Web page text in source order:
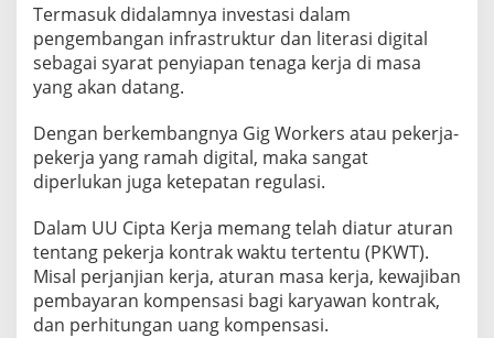
Termasuk didalamnya investasi dalam
pengembangan infrastruktur dan literasi digital
sebagai syarat penyiapan tenaga kerja di masa
yang akan datang.
Dengan berkembangnya Gig Workers atau pekerja-
pekerja yang ramah digital, maka sangat
diperlukan juga ketepatan regulasi.
Dalam UU Cipta Kerja memang telah diatur aturan
tentang pekerja kontrak waktu tertentu (PKWT).
Misal perjanjian kerja, aturan masa kerja, kewajiban
pembayaran kompensasi bagi karyawan kontrak,
dan perhitungan uang kompensasi.